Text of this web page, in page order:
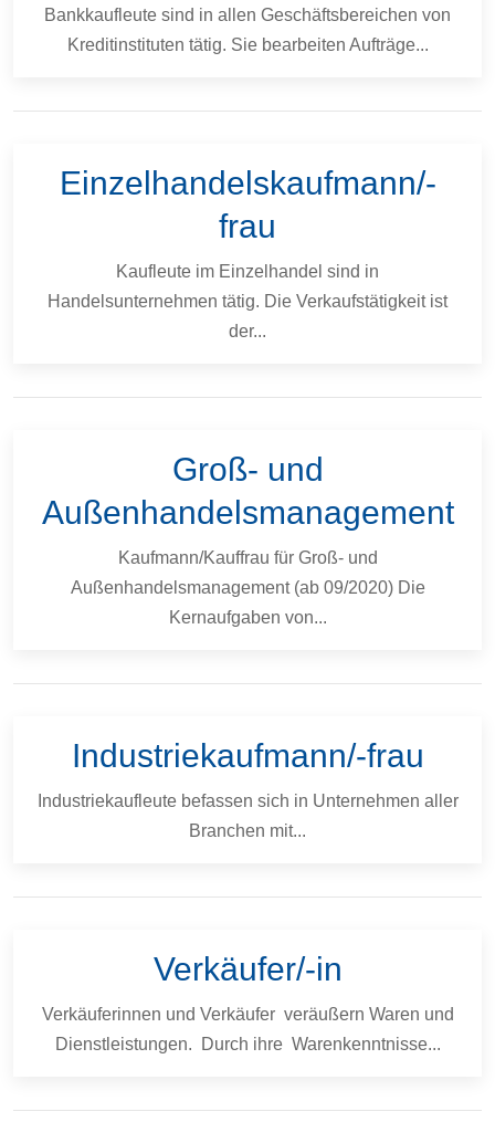
Bankkaufleute sind in allen Geschäftsbereichen von
Kreditinstituten tätig. Sie bearbeiten Aufträge...
Einzelhandelskaufmann/-
frau
Kaufleute im Einzelhandel sind in
Handelsunternehmen tätig. Die Verkaufstätigkeit ist
der...
Groß- und
Außenhandelsmanagement
Kaufmann/Kauffrau für Groß- und
Außenhandelsmanagement (ab 09/2020) Die
Kernaufgaben von...
Industriekaufmann/-frau
Industriekaufleute befassen sich in Unternehmen aller
Branchen mit...
Verkäufer/-in
Verkäuferinnen und Verkäufer veräußern Waren und
Dienstleistungen. Durch ihre Warenkenntnisse...